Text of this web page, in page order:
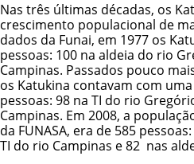
Nas três últimas décadas, os
crescimento populacional de
dados da Funai, em 1977 os
pessoas: 100 na aldeia do rio
Campinas. Passados pouco
os Katukina contavam com
pessoas: 98 na TI do rio
Campinas. Em 2008, a
da FUNASA, era de 585
TI do rio Campinas e 82 nas